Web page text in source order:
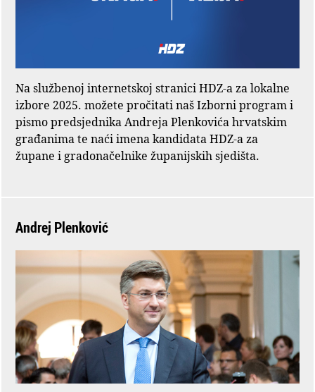
Na službenoj internetskoj stranici HDZ-a za lokalne
izbore 2025. možete pročitati naš Izborni program i
pismo predsjednika Andreja Plenkovića hrvatskim
građanima te naći imena kandidata HDZ-a za
župane i gradonačelnike županijskih sjedišta.
Andrej Plenković